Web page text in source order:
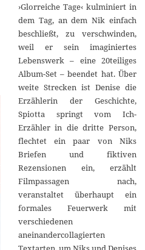
r
2
0
1
›Glorreiche Tage‹ kulminiert in
dem Tag, an dem Nik einfach
beschließt, zu verschwinden,
weil er sein imaginiertes
Lebenswerk – eine 20teiliges
Album-Set – beendet hat. Über
weite Strecken ist Denise die
Erzählerin der Geschichte,
Spiotta springt vom Ich-
Erzähler in die dritte Person,
flechtet ein paar von Niks
Briefen und fiktiven
Rezensionen ein, erzählt
Filmpassagen nach,
veranstaltet überhaupt ein
formales Feuerwerk mit
verschiedenen
aneinandercollagierten